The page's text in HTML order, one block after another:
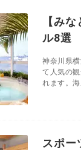
【み
ル8選
神奈川県
て人気の
れます。
スポー